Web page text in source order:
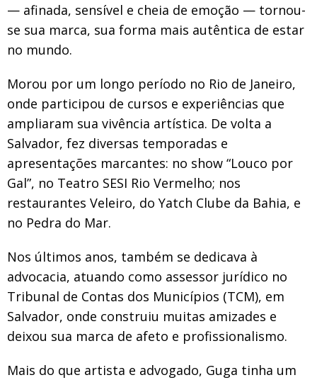
— afinada, sensível e cheia de emoção — tornou-
se sua marca, sua forma mais autêntica de estar
no mundo.
Morou por um longo período no Rio de Janeiro,
onde participou de cursos e experiências que
ampliaram sua vivência artística. De volta a
Salvador, fez diversas temporadas e
apresentações marcantes: no show “Louco por
Gal”, no Teatro SESI Rio Vermelho; nos
restaurantes Veleiro, do Yatch Clube da Bahia, e
no Pedra do Mar.
Nos últimos anos, também se dedicava à
advocacia, atuando como assessor jurídico no
Tribunal de Contas dos Municípios (TCM), em
Salvador, onde construiu muitas amizades e
deixou sua marca de afeto e profissionalismo.
Mais do que artista e advogado, Guga tinha um